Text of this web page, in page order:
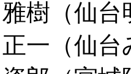
（仙台
（仙台